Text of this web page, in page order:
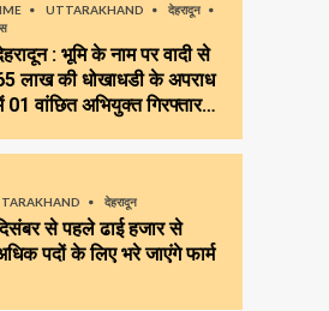
UTTARAKHAND
देहरादून
: भूमि के नाम पर वादी से
लाख की धोखाधडी के अपराध
01 वांछित अभियुक्त गिरफ्तार…
देहरादून
से पहले ढाई हजार से
पदों के लिए भरे जाएंगे फार्म